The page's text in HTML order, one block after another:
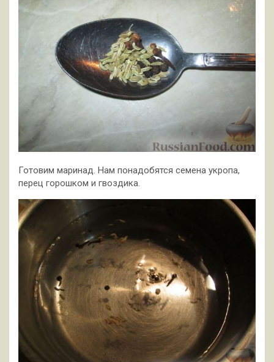
Готовим маринад. Нам понадобятся семена укропа,
перец горошком и гвоздика.